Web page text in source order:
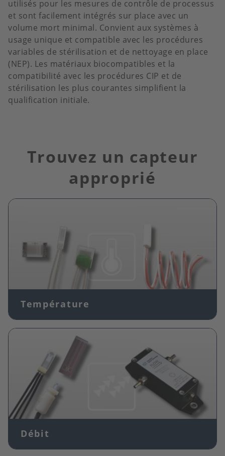
utilisés pour les mesures de contrôle de processus
et sont facilement intégrés sur place avec un
volume mort minimal. Convient aux systèmes à
usage unique et compatible avec les procédures
variables de stérilisation et de nettoyage en place
(NEP). Les matériaux biocompatibles et la
compatibilité avec les procédures CIP et de
stérilisation les plus courantes simplifient la
qualification initiale.
Trouvez un capteur
approprié
Température
Débit